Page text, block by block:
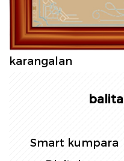
karangalan
Pagkontrol sa